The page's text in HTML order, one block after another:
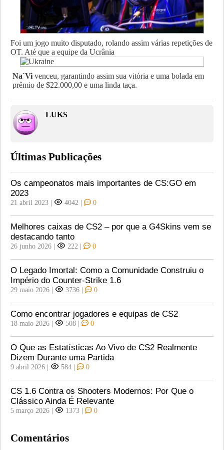
Foi um jogo muito disputado, rolando assim várias repetições de
OT. Até que a equipe da Ucrânia
Na`Vi venceu, garantindo assim sua vitória e uma bolada em
prêmio de $22.000,00 e uma linda taça.
LUKS
Últimas Publicações
Os campeonatos mais importantes de CS:GO em
2023
21 abril 2023 | 4042 | 0
Melhores caixas de CS2 – por que a G4Skins vem se
destacando tanto
26 junho 2026 | 222 | 0
O Legado Imortal: Como a Comunidade Construiu o
Império do Counter-Strike 1.6
29 maio 2026 | 3736 | 0
Como encontrar jogadores e equipas de CS2
18 maio 2026 | 508 | 0
O Que as Estatísticas Ao Vivo de CS2 Realmente
Dizem Durante uma Partida
9 abril 2026 | 584 | 0
CS 1.6 Contra os Shooters Modernos: Por Que o
Clássico Ainda É Relevante
5 março 2026 | 1373 | 0
Comentários